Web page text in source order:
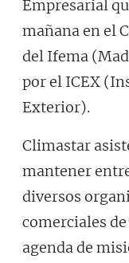
Empresarial
mañana en el
del Ifema
por el ICEX
Exterior).
Climastar
mantener
diversos
comerciales
agenda de